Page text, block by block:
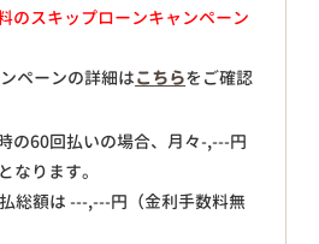
のスキップローンキャンペーン
ペーンの詳細はこちらをご確認
の60回払いの場合、月々-,---円
なります。
総額は---,---円（金利手数料無